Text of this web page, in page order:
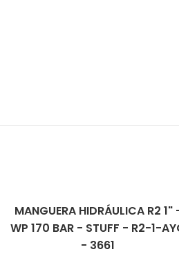
MANGUERA HIDRÁULICA R2 1"
WP 170 BAR - STUFF - R2-1-
- 3661